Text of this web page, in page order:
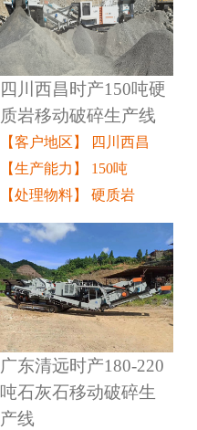
四川西昌时产150吨硬
质岩移动破碎生产线
【客户地区】 四川西昌
【生产能力】 150吨
【处理物料】 硬质岩
广东清远时产180-220
吨石灰石移动破碎生
产线